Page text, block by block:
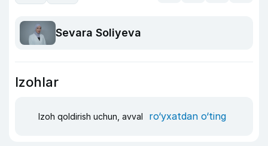
Sevara Soliyeva
Izohlar
Izoh qoldirish uchun, avval ro‘yxatdan o‘ting